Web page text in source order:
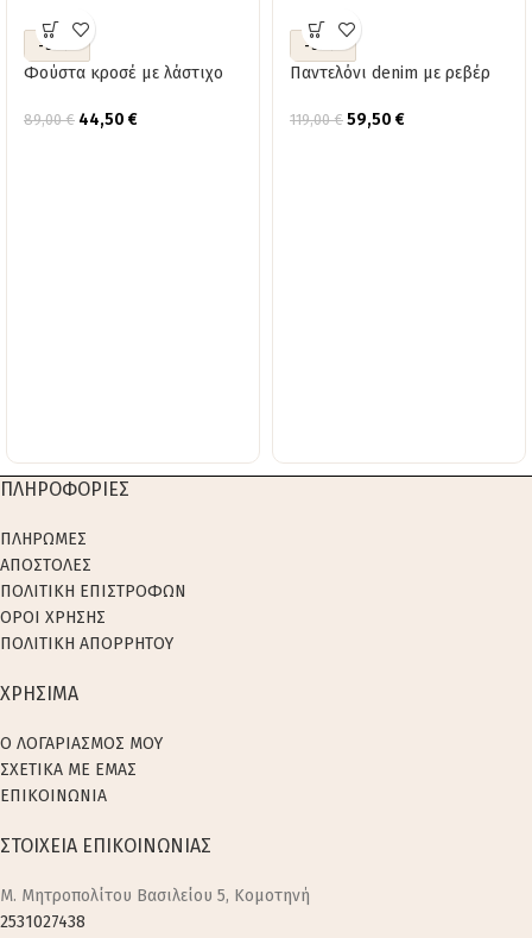
-50%
Φούστα κροσέ με λάστιχο
89,00€ 44,50 €
-50%
Παντελόνι denim με ρεβέρ
119,00€ 59,50 €
ΠΛΗΡΟΦΟΡΙΕΣ
ΠΛΗΡΩΜΕΣ
ΑΠΟΣΤΟΛΕΣ
ΠΟΛΙΤΙΚΗ ΕΠΙΣΤΡΟΦΩΝ
ΟΡΟΙ ΧΡΗΣΗΣ
ΠΟΛΙΤΙΚΗ ΑΠΟΡΡΗΤΟΥ
ΧΡΗΣΙΜΑ
Ο ΛΟΓΑΡΙΑΣΜΟΣ ΜΟΥ
ΣΧΕΤΙΚΑ ΜΕ ΕΜΑΣ
ΕΠΙΚΟΙΝΩΝΙΑ
ΣΤΟΙΧΕΙΑ ΕΠΙΚΟΙΝΩΝΙΑΣ
M. Μητροπολίτου Βασιλείου 5, Κομοτηνή
2531027438